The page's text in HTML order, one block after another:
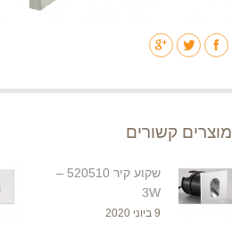
מוצרים קשורים
שקוע קיר 520510 –
3W
9 ביוני 2020